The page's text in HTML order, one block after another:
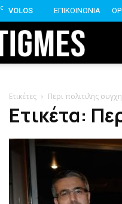
C VOLOS ΕΠΙΚΟΙΝΩΝΙΑ
istigmes
Ετικέτες Περι πολιτιλης
Ετικέτα: